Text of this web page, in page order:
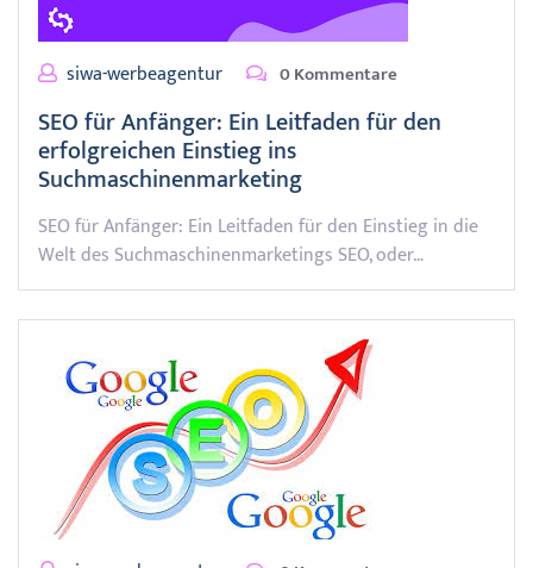
siwa-werbeagentur 0 Kommentare
SEO für Anfänger: Ein Leitfaden für den
erfolgreichen Einstieg ins
Suchmaschinenmarketing
SEO für Anfänger: Ein Leitfaden für den Einstieg in die
Welt des Suchmaschinenmarketings SEO, oder…